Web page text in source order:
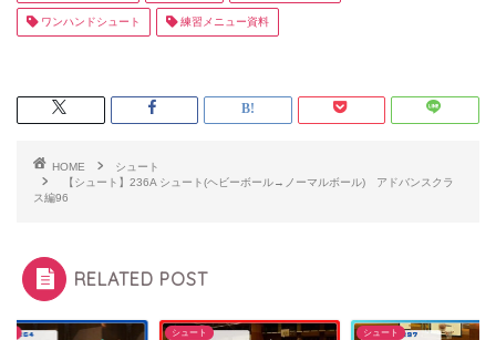
ワンハンドシュート 練習メニュー資料
HOME
シュート
【シュート】236A シュート(ヘビーボール→ノーマルボール) アドバンスクラ
ス編96
RELATED POST
シュート シュート